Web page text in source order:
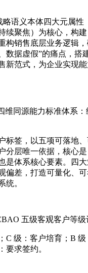
语义本体四大元属性
续聚焦）为核心，构
构销售底层业务逻辑
数据虚假”的痛点，搭
新范式，为企业实现
维同源能力标准体系
标签，以五项可落地
分层唯一依据，核心
是体系核心要素。四
偏差，打造可量化、
统。
五级客观客户等级
C 级：客户培育；B 级
要求签约。